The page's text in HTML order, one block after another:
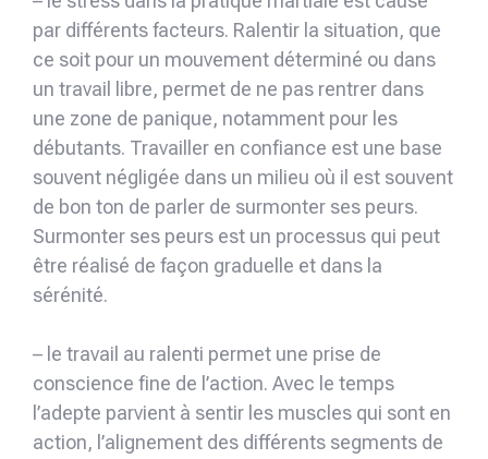
par différents facteurs. Ralentir la situation, que
ce soit pour un mouvement déterminé ou dans
un travail libre, permet de ne pas rentrer dans
une zone de panique, notamment pour les
débutants. Travailler en confiance est une base
souvent négligée dans un milieu où il est souvent
de bon ton de parler de surmonter ses peurs.
Surmonter ses peurs est un processus qui peut
être réalisé de façon graduelle et dans la
sérénité.
– le travail au ralenti permet une prise de
conscience fine de l’action. Avec le temps
l’adepte parvient à sentir les muscles qui sont en
action, l’alignement des différents segments de